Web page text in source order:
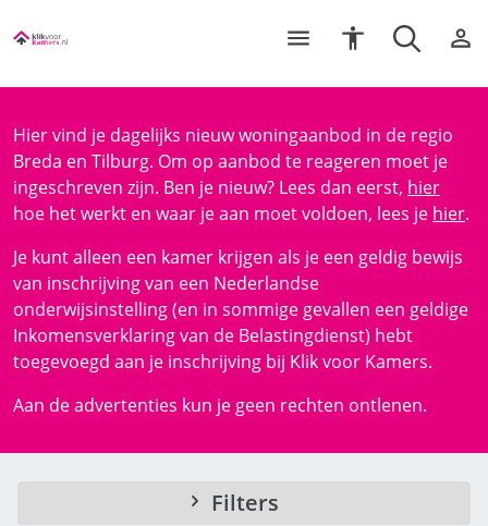
Hier vind je dagelijks nieuw woningaanbod in de regio
Breda en Tilburg. Om op aanbod te reageren moet je
ingeschreven zijn. Ben je nieuw? Lees dan eerst, hier
hoe het werkt en waar je aan moet voldoen, lees je hier.
Je kunt alleen een kamer krijgen als je een geldig bewijs
van inschrijving van een Nederlandse
onderwijsinstelling (en in sommige gevallen een geldige
Inkomensverklaring van de Belastingdienst) hebt
toegevoegd aan je inschrijving bij Klik voor Kamers.
Aan de advertenties kun je geen rechten ontlenen.
Filters